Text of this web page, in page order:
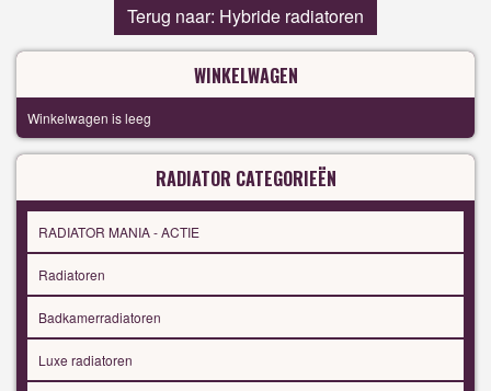
Terug naar: Hybride radiatoren
WINKELWAGEN
Winkelwagen is leeg
RADIATOR CATEGORIEËN
RADIATOR MANIA - ACTIE
Radiatoren
Badkamerradiatoren
Luxe radiatoren